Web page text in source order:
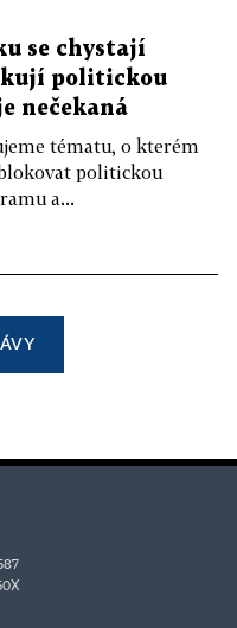
se chystají
politickou
nečekaná
tématu, o kterém
politickou
a...